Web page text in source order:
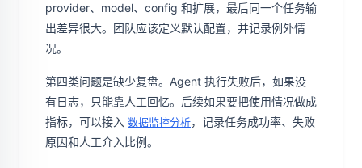
provider、model、config 和扩展，最后同一个任务输
出差异很大。团队应该定义默认配置，并记录例外情
况。
第四类问题是缺少复盘。Agent 执行失败后，如果没
有日志，只能靠人工回忆。后续如果要把使用情况做成
指标，可以接入 数据监控分析，记录任务成功率、失败
原因和人工介入比例。